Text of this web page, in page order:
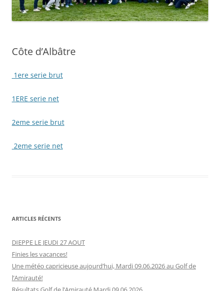
Côte d’Albâtre
1ere serie brut
1ERE serie net
2eme serie brut
2eme serie net
ARTICLES RÉCENTS
DIEPPE LE JEUDI 27 AOUT
Finies les vacances!
Une météo capricieuse aujourd’hui, Mardi 09.06.2026 au Golf de
l’Amirauté!